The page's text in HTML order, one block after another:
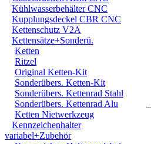
Kühlwasserbehälter CNC
Kupplungsdeckel CBR CNC
Kettenschutz V2A
Kettensätze+Sonderü.
Ketten
Ritzel
Original Ketten-Kit
Sonderübers. Ketten-Kit
Sonderübers. Kettenrad Stahl
Sonderübers. Kettenrad Alu
Ketten Nietwerkzeug
Kennzeichenhalter
variabel+Zubehör